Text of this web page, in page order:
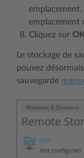
emplacement,
emplacement
Cliquez sur OK
Le stockage de
pouvez
sauvegarde